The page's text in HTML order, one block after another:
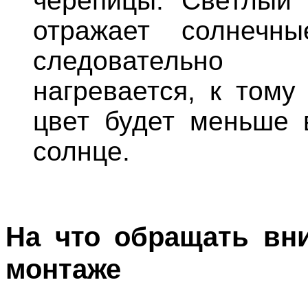
отражает
следовательно
нагревается, к
цвет будет меньше
солнце.
На что обращать
монтаже